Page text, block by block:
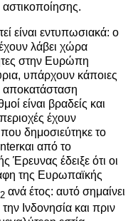
είναι εντυπωσιακά: ο
λάβει χώρα
στην Ευρώπη
υπάρχουν κάποιες
αποκατάσταση
είναι βραδείς και
έχουν
δημοσιεύτηκε το
από το
Έρευνας έδειξε ότι οι
της Ευρωπαϊκής
2 ανά έτος: αυτό σημαίνει
Ινδονησία και πριν